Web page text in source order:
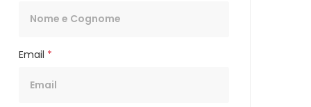
Email *